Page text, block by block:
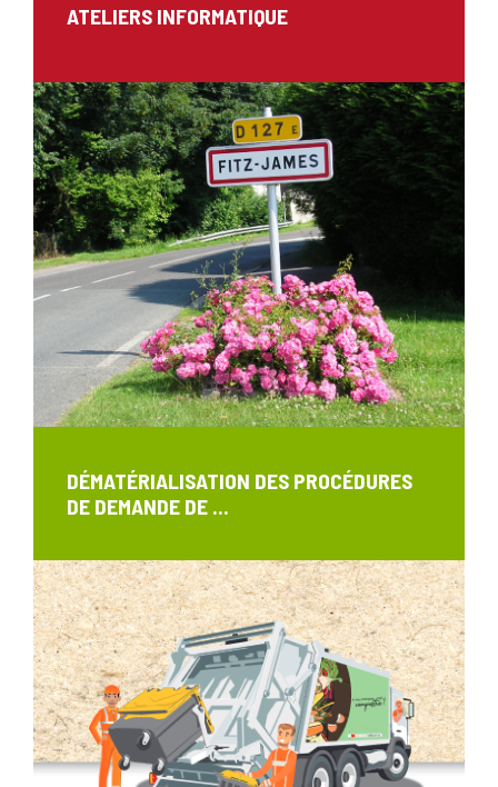
ATELIERS INFORMATIQUE
DÉMATÉRIALISATION DES PROCÉDURES
DE DEMANDE DE ...